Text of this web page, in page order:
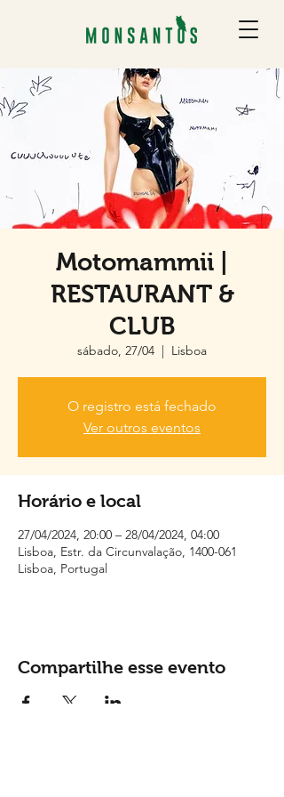
Motomammii |
RESTAURANT &
CLUB
sábado, 27/04
  |
Lisboa
O registro está fechado
Ver outros eventos
Horário e local
27/04/2024, 20:00 – 28/04/2024, 04:00
Lisboa, Estr. da Circunvalação, 1400-061
Lisboa, Portugal
Compartilhe esse evento